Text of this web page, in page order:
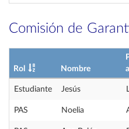
Comisión de
Rol Nombre
Estudiante Jesús
PAS Noelia